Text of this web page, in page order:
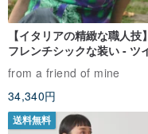
【イタリアの精緻な職人技
フレンチシックな装い - ツ
プリントシルクスカーフト
ス
from a friend of mine
34,340円
送料無料